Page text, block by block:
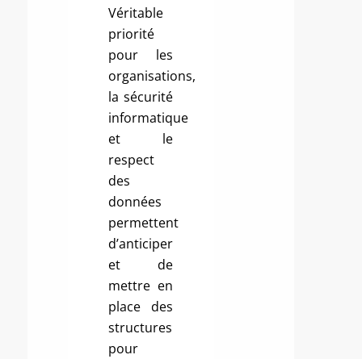
Véritable
priorité
pour les
organisations,
la sécurité
informatique
et le
respect
des
données
permettent
d’anticiper
et de
mettre en
place des
structures
pour